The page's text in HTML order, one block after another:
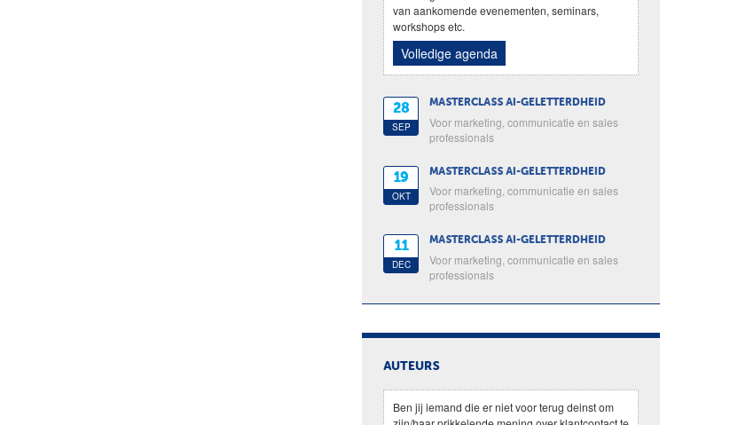
van aankomende evenementen, seminars,
workshops etc.
Volledige agenda
28
SEP
MASTERCLASS AI-GELETTERDHEID
Voor marketing, communicatie en sales
professionals
19
OKT
MASTERCLASS AI-GELETTERDHEID
Voor marketing, communicatie en sales
professionals
11
DEC
MASTERCLASS AI-GELETTERDHEID
Voor marketing, communicatie en sales
professionals
AUTEURS
Ben jij iemand die er niet voor terug deinst om